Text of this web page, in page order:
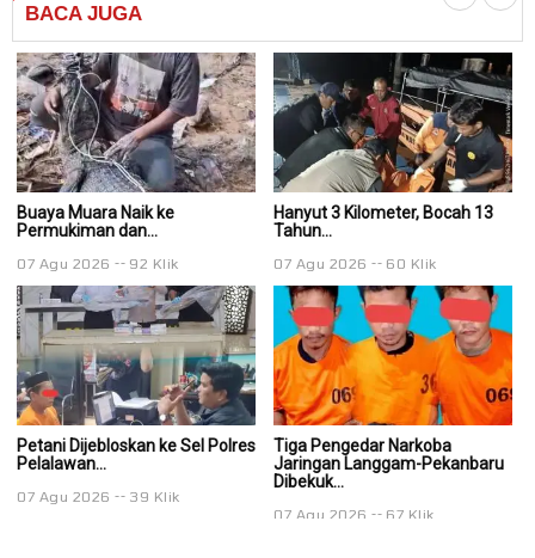
BACA JUGA
Buaya Muara Naik ke
Permukiman dan...
07 Agu 2026 92 Klik
Hanyut 3 Kilometer, Bocah 13
Tahun...
07 Agu 2026 60 Klik
Petani Dijebloskan ke Sel Polres
Pelalawan...
07 Agu 2026 39 Klik
Tiga Pengedar Narkoba
Jaringan Langgam-Pekanbaru
Dibekuk...
07 Agu 2026 67 Klik